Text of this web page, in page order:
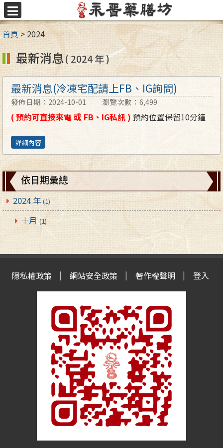
跳
至
主
要
內
容
區
首頁 > 2024
依日期彙總
2024 年 (1)
十月 (1)
最新消息( 2024 年 )
最新消息(冷凍宅配請上FB、IG詢問)
發佈日期：2024-10-01 瀏覽次數：6,499
( 預約可直接來電 或 FB、IG私訊 ) 預約位置保留10分鐘
詳細內容
隱私權政策 網站安全政策 著作權聲明 登入
選
單